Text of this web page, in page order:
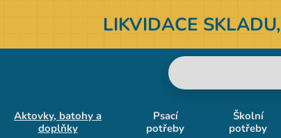
LIKVIDACE SKLADU,
Aktovky, batohy a
doplňky
Psací
potřeby
Školní
potřeby